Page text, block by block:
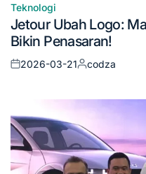
Posted
in
Teknologi
Jetour Ubah Logo:
Bikin Penasaran!
Posted
2026-03-21
Posted
codza